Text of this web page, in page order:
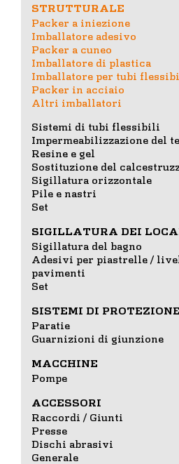
STRUTTURALE
Packer a iniezione
Imballatore adesivo
Packer a cuneo
Imballatore di plastica
Imballatore per tubi
Packer in acciaio
Altri imballatori
Sistemi di tubi flessibili
Impermeabilizzazione del
Resine e gel
Sostituzione del
Sigillatura orizzontale
Pile e nastri
Set
SIGILLATURA DEI
Sigillatura del bagno
Adesivi per piastrelle /
pavimenti
Set
SISTEMI DI
Paratie
Guarnizioni di giunzione
MACCHINE
Pompe
ACCESSORI
Raccordi / Giunti
Presse
Dischi abrasivi
Generale